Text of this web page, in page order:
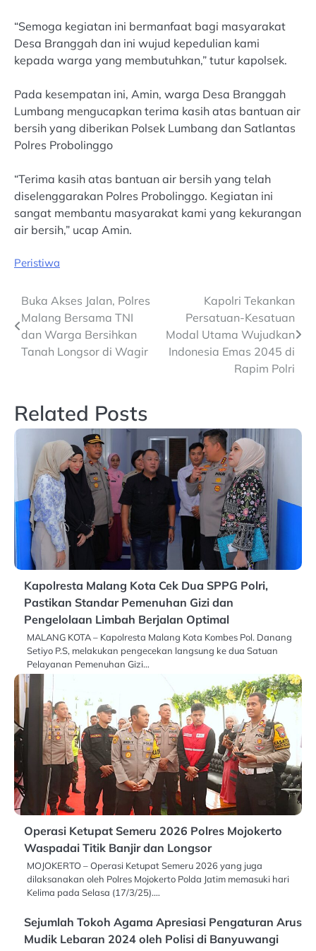
“Semoga kegiatan ini bermanfaat bagi masyarakat
Desa Branggah dan ini wujud kepedulian kami
kepada warga yang membutuhkan,” tutur kapolsek.
Pada kesempatan ini, Amin, warga Desa Branggah
Lumbang mengucapkan terima kasih atas bantuan air
bersih yang diberikan Polsek Lumbang dan Satlantas
Polres Probolinggo
“Terima kasih atas bantuan air bersih yang telah
diselenggarakan Polres Probolinggo. Kegiatan ini
sangat membantu masyarakat kami yang kekurangan
air bersih,” ucap Amin.
Peristiwa
Post
navigation
Buka Akses Jalan, Polres
Malang Bersama TNI
dan Warga Bersihkan
Tanah Longsor di Wagir
Kapolri Tekankan
Persatuan-Kesatuan
Modal Utama Wujudkan
Indonesia Emas 2045 di
Rapim Polri
Related Posts
Kapolresta Malang Kota Cek Dua SPPG Polri,
Pastikan Standar Pemenuhan Gizi dan
Pengelolaan Limbah Berjalan Optimal
MALANG KOTA – Kapolresta Malang Kota Kombes Pol. Danang
Setiyo P.S, melakukan pengecekan langsung ke dua Satuan
Pelayanan Pemenuhan Gizi…
Operasi Ketupat Semeru 2026 Polres Mojokerto
Waspadai Titik Banjir dan Longsor
MOJOKERTO – Operasi Ketupat Semeru 2026 yang juga
dilaksanakan oleh Polres Mojokerto Polda Jatim memasuki hari
Kelima pada Selasa (17/3/25).…
Sejumlah Tokoh Agama Apresiasi Pengaturan Arus
Mudik Lebaran 2024 oleh Polisi di Banyuwangi